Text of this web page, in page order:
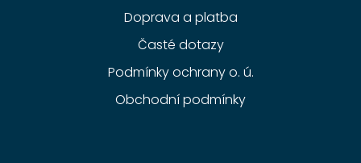
Doprava a platba
Časté dotazy
Podmínky ochrany o. ú.
Obchodní podmínky